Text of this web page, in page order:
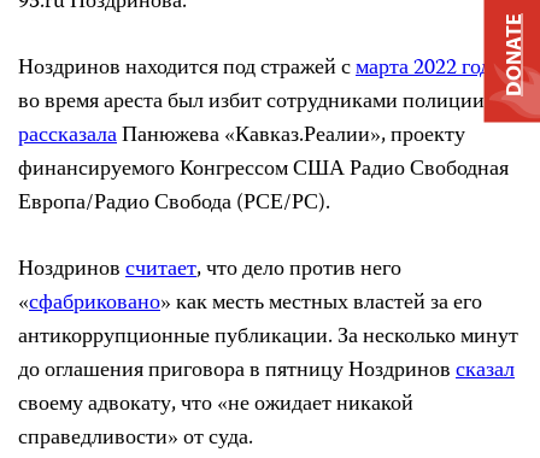
Ноздринов находится под стражей смарта 2022 годаи
во время ареста был избит сотрудниками полиции,
рассказалаПанюжева «Кавказ.Реалии», проекту
финансируемого Конгрессом США Радио Свободная
Европа/Радио Свобода (РСЕ/РС).
Ноздриновсчитает, что дело против него
«сфабриковано» как месть местных властей за его
антикоррупционные публикации. За несколько минут
до оглашения приговора в пятницу Ноздриновсказал
своему адвокату, что «не ожидает никакой
справедливости» от суда.
DONATE